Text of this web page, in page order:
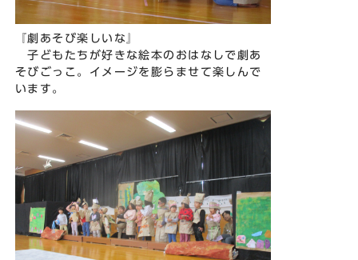
『劇あそび楽しいな』
子どもたちが好きな絵本のおはなしで劇あ
そびごっこ。イメージを膨らませて楽しんで
います。